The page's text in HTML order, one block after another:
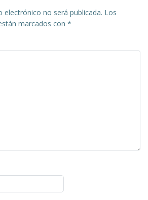
electrónico no será publicada. Los
marcados con *